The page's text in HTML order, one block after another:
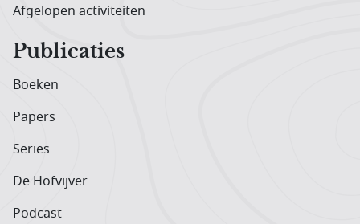
Afgelopen activiteiten
Publicaties
Boeken
Papers
Series
De Hofvijver
Podcast